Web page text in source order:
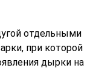
отдельными
при которой
дырки на